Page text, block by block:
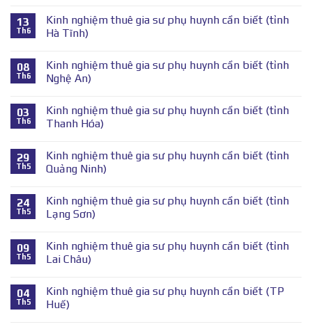
13
Th6
Kinh nghiệm thuê gia sư phụ huynh cần biết (tỉnh
Hà Tĩnh)
08
Th6
Kinh nghiệm thuê gia sư phụ huynh cần biết (tỉnh
Nghệ An)
03
Th6
Kinh nghiệm thuê gia sư phụ huynh cần biết (tỉnh
Thanh Hóa)
29
Th5
Kinh nghiệm thuê gia sư phụ huynh cần biết (tỉnh
Quảng Ninh)
24
Th5
Kinh nghiệm thuê gia sư phụ huynh cần biết (tỉnh
Lạng Sơn)
09
Th5
Kinh nghiệm thuê gia sư phụ huynh cần biết (tỉnh
Lai Châu)
04
Th5
Kinh nghiệm thuê gia sư phụ huynh cần biết (TP
Huế)